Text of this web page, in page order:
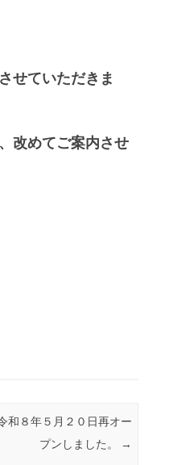
せていただきま
改めてご案内させ
和８年５月２０日再オー
プンしました。
→